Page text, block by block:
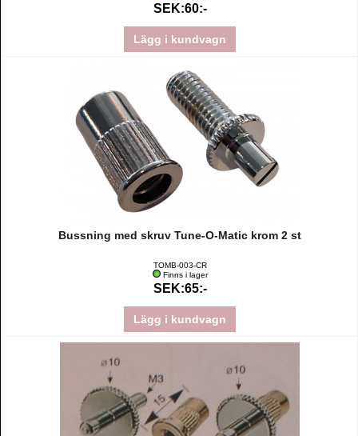
SEK:60:-
Lägg i kundvagn
Bussning med skruv Tune-O-Matic krom 2 st
TOMB-003-CR
Finns i lager
SEK:65:-
Lägg i kundvagn